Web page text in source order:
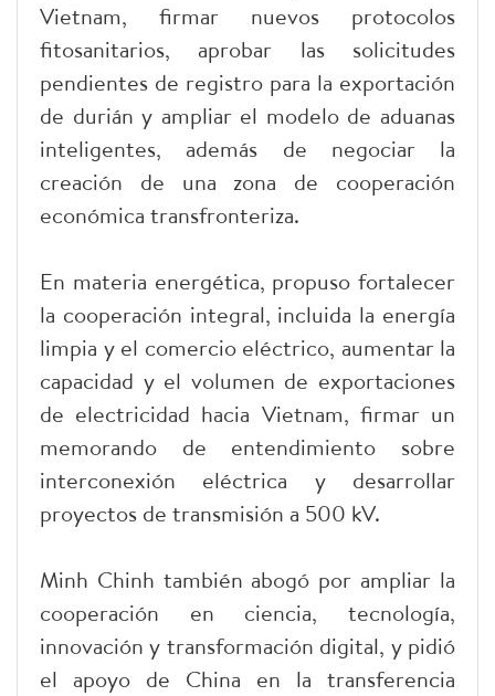
Vietnam, firmar nuevos protocolos
fitosanitarios, aprobar las solicitudes
pendientes de registro para la exportación
de durián y ampliar el modelo de aduanas
inteligentes, además de negociar la
creación de una zona de cooperación
económica transfronteriza.
En materia energética, propuso fortalecer
la cooperación integral, incluida la energía
limpia y el comercio eléctrico, aumentar la
capacidad y el volumen de exportaciones
de electricidad hacia Vietnam, firmar un
memorando de entendimiento sobre
interconexión eléctrica y desarrollar
proyectos de transmisión a 500 kV.
Minh Chinh también abogó por ampliar la
cooperación en ciencia, tecnología,
innovación y transformación digital, y pidió
el apoyo de China en la transferencia